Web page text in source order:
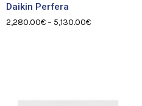
Daikin Perfera
2,280.00€– 5,130.00€